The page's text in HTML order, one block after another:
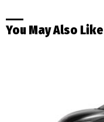
You May Also Like